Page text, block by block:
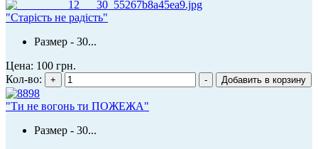
"Старість не радість"
Размер - 30...
Цена: 100 грн.
Кол-во:
"Ти не вогонь ти ПОЖЕЖА"
Размер - 30...